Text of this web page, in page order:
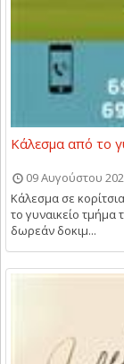
Κάλεσμα από το
09 Αυγούστου
Κάλεσμα σε
το γυναικείο τμήμα
δωρεάν δοκιμ...